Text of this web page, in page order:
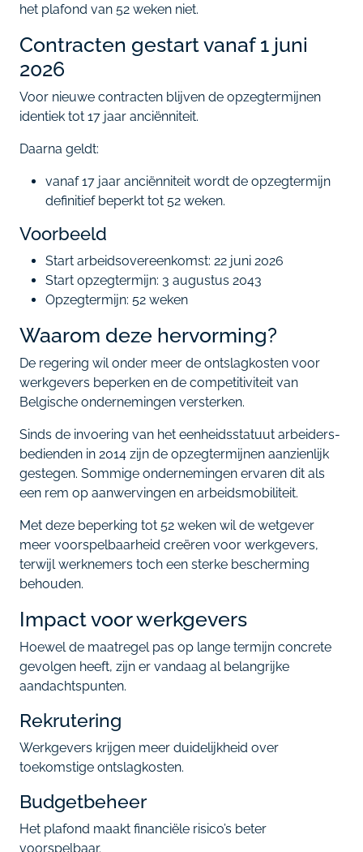
het plafond van 52 weken niet.
Contracten gestart vanaf 1 juni
2026
Voor nieuwe contracten blijven de opzegtermijnen
identiek tot 17 jaar anciënniteit.
Daarna geldt:
vanaf 17 jaar anciënniteit wordt de opzegtermijn
definitief beperkt tot 52 weken.
Voorbeeld
Start arbeidsovereenkomst: 22 juni 2026
Start opzegtermijn: 3 augustus 2043
Opzegtermijn: 52 weken
Waarom deze hervorming?
De regering wil onder meer de ontslagkosten voor
werkgevers beperken en de competitiviteit van
Belgische ondernemingen versterken.
Sinds de invoering van het eenheidsstatuut arbeiders-
bedienden in 2014 zijn de opzegtermijnen aanzienlijk
gestegen. Sommige ondernemingen ervaren dit als
een rem op aanwervingen en arbeidsmobiliteit.
Met deze beperking tot 52 weken wil de wetgever
meer voorspelbaarheid creëren voor werkgevers,
terwijl werknemers toch een sterke bescherming
behouden.
Impact voor werkgevers
Hoewel de maatregel pas op lange termijn concrete
gevolgen heeft, zijn er vandaag al belangrijke
aandachtspunten.
Rekrutering
Werkgevers krijgen meer duidelijkheid over
toekomstige ontslagkosten.
Budgetbeheer
Het plafond maakt financiële risico’s beter
voorspelbaar.